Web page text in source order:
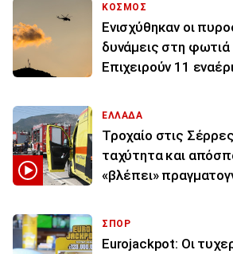
ΚΟΣΜΟΣ
Ενισχύθηκαν οι
δυνάμεις στη φωτιά
Επιχειρούν 11
ΕΛΛΑΔΑ
Τροχαίο στις
ταχύτητα και
«βλέπει»
ΣΠΟΡ
Eurojackpot: Οι